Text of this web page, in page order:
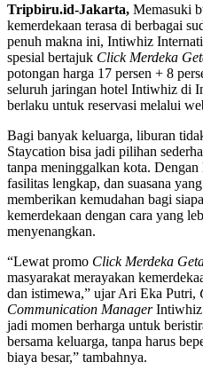
Tripbiru.id-Jakarta, Memasuki
kemerdekaan terasa di berbagai
penuh makna ini, Intiwhiz
spesial bertajuk Click Merdeka
potongan harga 17 persen + 8
seluruh jaringan hotel Intiwhiz di
berlaku untuk reservasi melalui
Bagi banyak keluarga, liburan
Staycation bisa jadi pilihan
tanpa meninggalkan kota.
fasilitas lengkap, dan suasana
memberikan kemudahan bagi
kemerdekaan dengan cara yang
menyenangkan.
“Lewat promo Click Merdeka
masyarakat merayakan
dan istimewa,” ujar Ari Eka Putri,
Communication ManagerIntiwhiz
jadi momen berharga untuk
bersama keluarga, tanpa harus
biaya besar,” tambahnya.